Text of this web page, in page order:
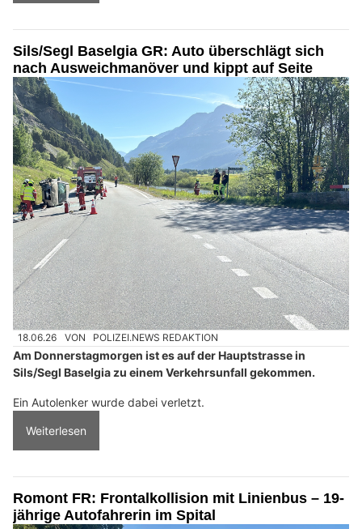
Sils/Segl Baselgia GR: Auto überschlägt sich
nach Ausweichmanöver und kippt auf Seite
18.06.26 VON POLIZEI.NEWS REDAKTION
Am Donnerstagmorgen ist es auf der Hauptstrasse in
Sils/Segl Baselgia zu einem Verkehrsunfall gekommen.
Ein Autolenker wurde dabei verletzt.
Weiterlesen
Romont FR: Frontalkollision mit Linienbus – 19-
jährige Autofahrerin im Spital